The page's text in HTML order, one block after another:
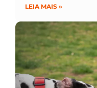
LEIA MAIS »